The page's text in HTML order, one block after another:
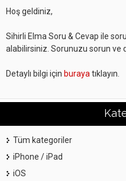
Hoş geldiniz,
Sihirli Elma Soru & Cevap ile
alabilirsiniz. Sorunuzu sorun ve
Detaylı bilgi için buraya tıklayın.
Tüm kategoriler
iPhone / iPad
iOS